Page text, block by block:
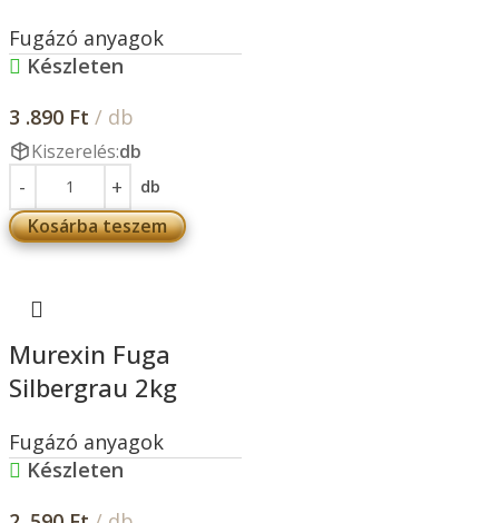
Fugázó anyagok
Készleten
3 .890 Ft / db
Kiszerelés:db
db
Kosárba teszem
Murexin Fuga
Silbergrau 2kg
Fugázó anyagok
Készleten